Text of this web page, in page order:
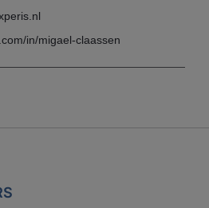
in/migael-claassen